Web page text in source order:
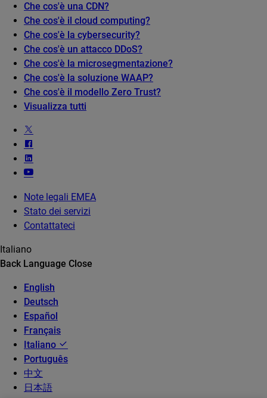
Che cos'è una CDN?
Che cos'è il cloud computing?
Che cos'è la cybersecurity?
Che cos'è un attacco DDoS?
Che cos'è la microsegmentazione?
Che cos'è la soluzione WAAP?
Che cos'è il modello Zero Trust?
Visualizza tutti
Note legali EMEA
Stato dei servizi
Contattateci
Italiano
Back Language Close
English
Deutsch
Español
Français
Italiano
Português
中文
日本語